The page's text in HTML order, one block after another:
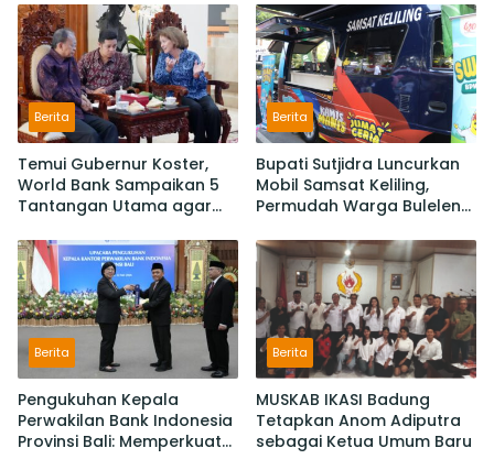
Royong dan Persatuan
Krama
Badung 3-2
Berita
Temui Gubernur Koster,
World Bank Sampaikan 5
Tantangan Utama agar
Tetap jadi Primadona
Berita
Bupati Sutjidra Luncurkan
Mobil Samsat Keliling,
Permudah Warga Buleleng
Berita
Pengukuhan Kepala
Perwakilan Bank Indonesia
Provinsi Bali: Memperkuat
Berita
MUSKAB IKASI Badung
Tetapkan Anom Adiputra
sebagai Ketua Umum Baru
Berita